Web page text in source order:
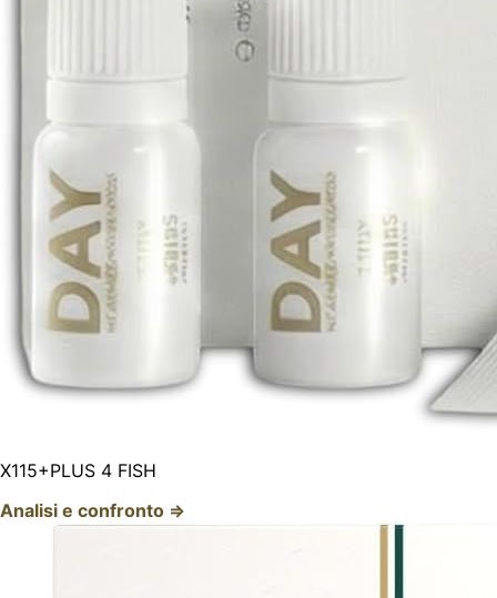
X115+PLUS 4 FISH
Analisi e confronto ⇒